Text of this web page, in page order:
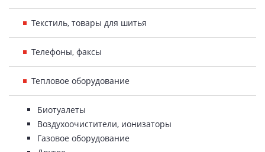
Текстиль, товары для шитья
Телефоны, факсы
Тепловое оборудование
Биотуалеты
Воздухоочистители, ионизаторы
Газовое оборудование